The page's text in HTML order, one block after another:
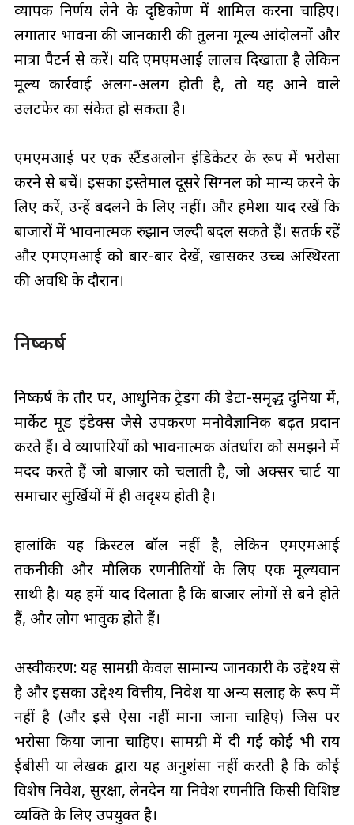
व्यापक निर्णय लेने के दृष्टिकोण में शामिल करना चाहिए।
लगातार भावना की जानकारी की तुलना मूल्य आंदोलनों और
मात्रा पैटर्न से करें। यदि एमएमआई लालच दिखाता है लेकिन
मूल्य कार्रवाई अलग-अलग होती है, तो यह आने वाले
उलटफेर का संकेत हो सकता है।
एमएमआई पर एक स्टैंडअलोन इंडिकेटर के रूप में भरोसा
करने से बचें। इसका इस्तेमाल दूसरे सिग्नल को मान्य करने के
लिए करें, उन्हें बदलने के लिए नहीं। और हमेशा याद रखें कि
बाजारों में भावनात्मक रुझान जल्दी बदल सकते हैं। सतर्क रहें
और एमएमआई को बार-बार देखें, खासकर उच्च अस्थिरता
की अवधि के दौरान।
निष्कर्ष
निष्कर्ष के तौर पर, आधुनिक ट्रेडिंग की डेटा-समृद्ध दुनिया में,
मार्केट मूड इंडेक्स जैसे उपकरण मनोवैज्ञानिक बढ़त प्रदान
करते हैं। वे व्यापारियों को भावनात्मक अंतर्धारा को समझने में
मदद करते हैं जो बाज़ार को चलाती है, जो अक्सर चार्ट या
समाचार सुर्खियों में ही अदृश्य होती है।
हालांकि यह क्रिस्टल बॉल नहीं है, लेकिन एमएमआई
तकनीकी और मौलिक रणनीतियों के लिए एक मूल्यवान
साथी है। यह हमें याद दिलाता है कि बाजार लोगों से बने होते
हैं, और लोग भावुक होते हैं।
अस्वीकरण: यह सामग्री केवल सामान्य जानकारी के उद्देश्य से
है और इसका उद्देश्य वित्तीय, निवेश या अन्य सलाह के रूप में
नहीं है (और इसे ऐसा नहीं माना जाना चाहिए) जिस पर
भरोसा किया जाना चाहिए। सामग्री में दी गई कोई भी राय
ईबीसी या लेखक द्वारा यह अनुशंसा नहीं करती है कि कोई
विशेष निवेश, सुरक्षा, लेनदेन या निवेश रणनीति किसी विशिष्ट
व्यक्ति के लिए उपयुक्त है।